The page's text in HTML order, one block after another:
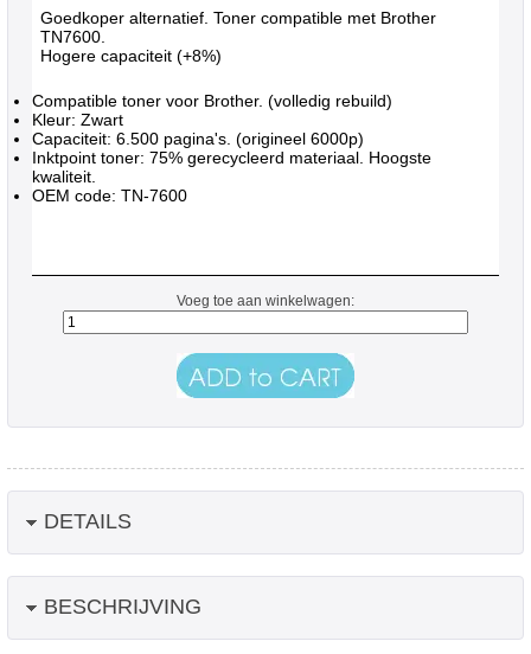
Goedkoper alternatief. Toner compatible met Brother
TN7600.
Hogere capaciteit (+8%)
Compatible toner voor Brother. (volledig rebuild)
Kleur: Zwart
Capaciteit: 6.500 pagina's. (origineel 6000p)
Inktpoint toner: 75% gerecycleerd materiaal. Hoogste
kwaliteit.
OEM code: TN-7600
DETAILS
BESCHRIJVING